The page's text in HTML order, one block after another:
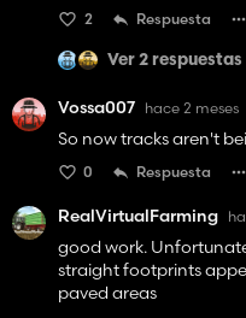
2 Respuesta
Ver 2 respuestas
Vossa007 hace 2 meses
So now tracks aren't
0 Respuesta
RealVirtualFarming
good work.
straight footprints
paved areas